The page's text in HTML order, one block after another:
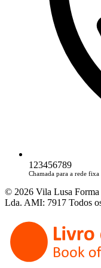
123456789
Chamada para a rede fixa
© 2026 Vila Lusa Forma
Lda. AMI: 7917 Todos